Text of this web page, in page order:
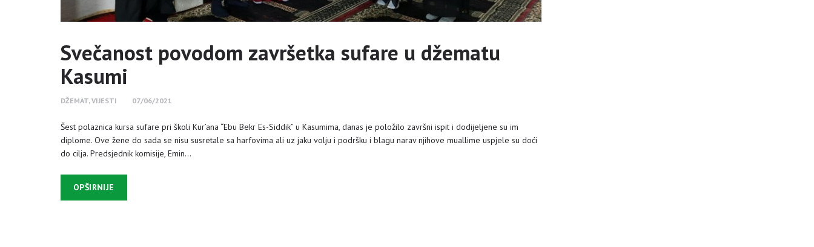
Svečanost povodom završetka sufare u džematu
Kasumi
DŽEMAT,VIJESTI 07/06/2021
Šest polaznica kursa sufare pri školi Kur’ana “Ebu Bekr Es-Siddik” u Kasumima, danas je položilo završni ispit i dodijeljene su im
diplome. Ove žene do sada se nisu susretale sa harfovima ali uz jaku volju i podršku i blagu narav njihove muallime uspjele su doći
do cilja. Predsjednik komisije, Emin…
OPŠIRNIJE